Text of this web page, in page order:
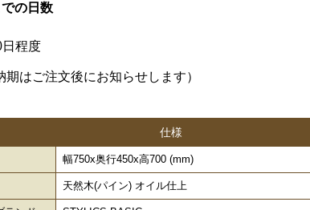
の日数
程度
期はご注文後にお知らせします）
仕様
幅750x奥行450x高700 (mm)
天然木(パイン) オイル仕上